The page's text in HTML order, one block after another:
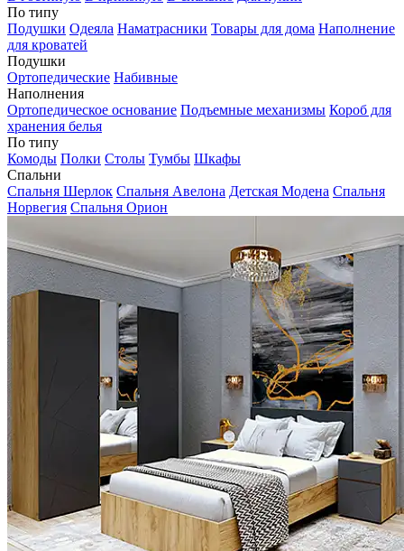
По типу
Подушки Одеяла Наматрасники Товары для дома Наполнение
для кроватей
Подушки
Ортопедические Набивные
Наполнения
Ортопедическое основание Подъемные механизмы Короб для
хранения белья
По типу
Комоды Полки Столы Тумбы Шкафы
Спальни
Спальня Шерлок Спальня Авелона Детская Модена Спальня
Норвегия Спальня Орион